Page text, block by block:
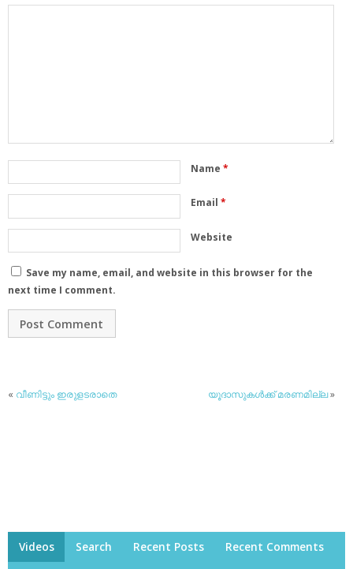
Name *
Email *
Website
Save my name, email, and website in this browser for the
next time I comment.
« വീണിട്ടും ഇരുളടരാതെ യൂദാസുകള്‍ക്ക് മരണമില്ല»
Videos Search Recent Posts Recent Comments